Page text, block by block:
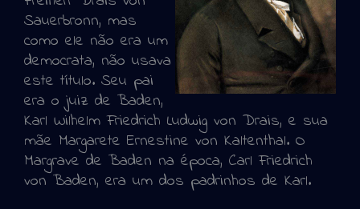
Sauerbronn, mas
como ele não era um
democrata, não usava
este título. Seu pai
era o juiz de Baden,
Karl Wilhelm Friedrich Ludwig von Drais, e sua
mãe Margarete Ernestine von Kaltenthal. O
Margrave de Baden na época, Carl Friedrich
von Baden, era um dos padrinhos de Karl.